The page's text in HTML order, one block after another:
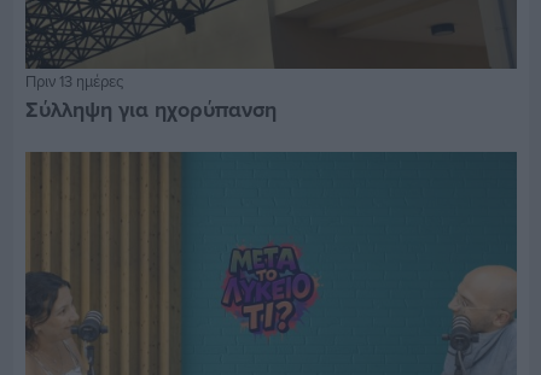
Πριν 13 ημέρες
Σύλληψη για ηχορύπανση